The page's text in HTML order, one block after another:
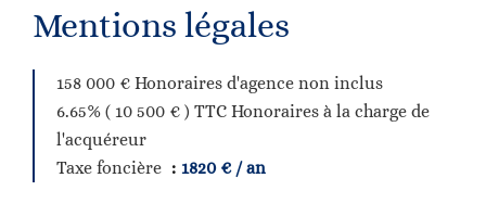
Mentions légales
158 000 € Honoraires d'agence non inclus
6.65% ( 10 500 € ) TTC Honoraires à la charge de
l'acquéreur
Taxe foncière
1820 € / an